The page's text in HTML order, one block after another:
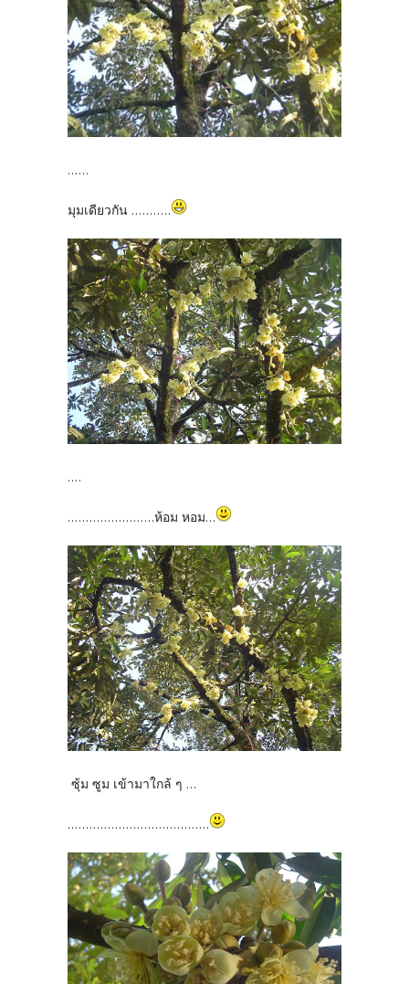
......
มุมเดียวกัน ...........
....
........................ห้อม หอม...
ซุ้ม ซูม เข้ามาใกล้ ๆ ...
.......................................